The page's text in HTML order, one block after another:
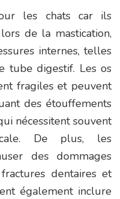
les chats car ils
de la mastication,
internes, telles
tube digestif. Les os
fragiles et peuvent
des étouffements
nécessitent souvent
De plus, les
des dommages
dentaires et
également inclure